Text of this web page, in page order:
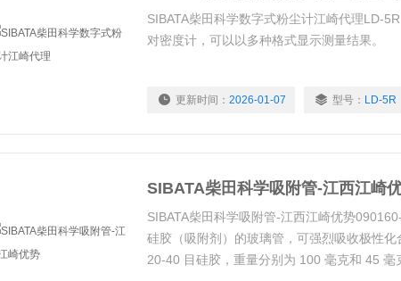
SIBATA柴田科学数字式粉尘计江崎代理LD-
对密度计，可以以多种格式显示测量结果。
更新时间： 2026-01-07 型号： LD-5R
SIBATA柴田科学吸附管-江西江崎
SIBATA柴田科学吸附管-江西江崎优势
硅胶（吸附剂）的玻璃管，可强烈吸收极性
20-40 目硅胶，重量分别为 100 毫克和 45 毫